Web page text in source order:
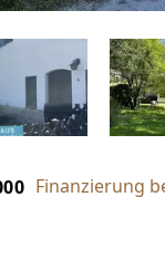
Finanzierung